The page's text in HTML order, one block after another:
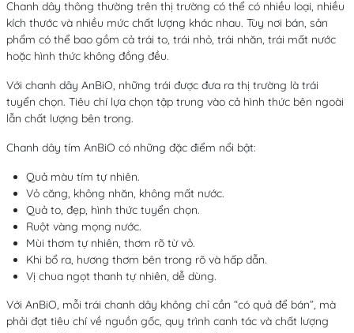
Chanh dây thông thường trên thị trường có thể có nhiều loại, nhiều
kích thước và nhiều mức chất lượng khác nhau. Tùy nơi bán, sản
phẩm có thể bao gồm cả trái to, trái nhỏ, trái nhăn, trái mất nước
hoặc hình thức không đồng đều.
Với chanh dây AnBiO, những trái được đưa ra thị trường là trái
tuyển chọn. Tiêu chí lựa chọn tập trung vào cả hình thức bên ngoài
lẫn chất lượng bên trong.
Chanh dây tím AnBiO có những đặc điểm nổi bật:
Quả màu tím tự nhiên.
Vỏ căng, không nhăn, không mất nước.
Quả to, đẹp, hình thức tuyển chọn.
Ruột vàng mọng nước.
Mùi thơm tự nhiên, thơm rõ từ vỏ.
Khi bổ ra, hương thơm bên trong rõ và hấp dẫn.
Vị chua ngọt thanh tự nhiên, dễ dùng.
Với AnBiO, mỗi trái chanh dây không chỉ cần “có quả để bán”, mà
phải đạt tiêu chí về nguồn gốc, quy trình canh tác và chất lượng